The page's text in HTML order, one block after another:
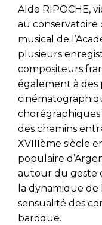
Aldo RIPOCHE,
au
musical de
plusieurs
compositeurs
également à
des chemins
XVIIIème siècle
populaire
autour du geste
la dynamique
sensualité des
baroque.